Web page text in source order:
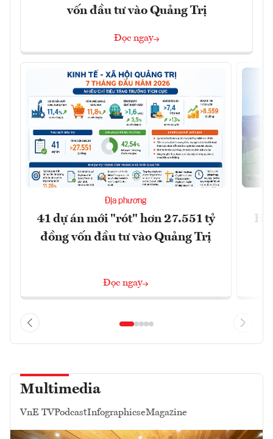
vốn đầu tư vào Quảng Trị
Đọc ngay
Địa phương
41 dự án mới "rót" hơn 27.551 tỷ
đồng vốn đầu tư vào Quảng Trị
Đọc ngay
Hà
Multimedia
VnE TVPodcastInfographicseMagazine